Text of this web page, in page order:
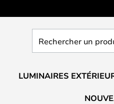
un
catégorie...
LUMINAIRES